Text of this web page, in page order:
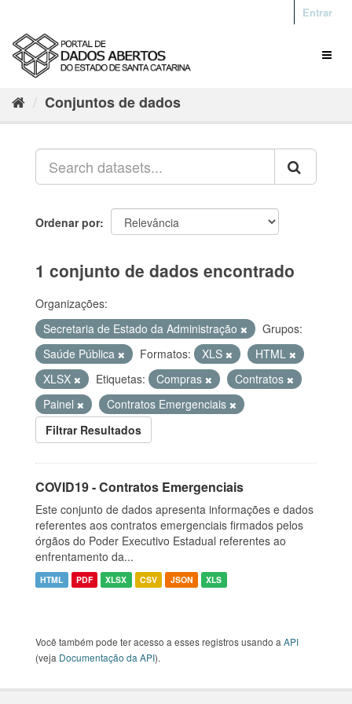
Entrar
Conjuntos de dados
Ordenar por
1 conjunto de dados encontrado
Organizações:
Secretaria de Estado da Administração
Grupos:
Saúde Pública
Formatos: XLS
HTML
XLSX
Etiquetas: Compras
Contratos
Painel
Contratos Emergenciais
Filtrar Resultados
COVID19 - Contratos Emergenciais
Este conjunto de dados apresenta informações e dados
referentes aos contratos emergenciais firmados pelos
órgãos do Poder Executivo Estadual referentes ao
enfrentamento da...
HTML PDF XLSX CSV JSON XLS
Você também pode ter acesso a esses registros usando a API
(veja Documentação da API).